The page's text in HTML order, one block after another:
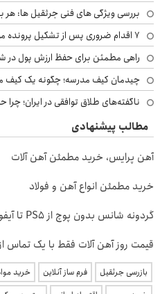
بررسی ویژگی های فنی جرثقیل ها: هر
۷ اقدام ضروری پس از تشکیل پرونده مواد مخدر؛ راهنمای خانواده‌ها
راهی مطمئن برای حفظ ارزش پول در
چیدمان کیف مدرسه؛ چگونه یک کیف
ناگفته‌های طلاق توافقی در ایران؛
مطالب پیشنهادی
آهن پرایس، خرید مطمئن آهن آلات
خرید مطمئن انواع آهن و فولاد
گردونه شانس بدون پوچ از PS5 تا آیفون17 و بیت کوین 🔥
قیمت روز آهن آلات فقط با یک تماس
بازرسی جرثقیل فرم ساز آنلاین خرید